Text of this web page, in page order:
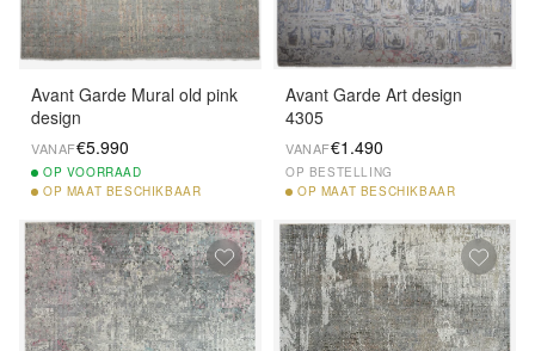
Avant Garde Mural old pink
design
VANAF€5.990
OP VOORRAAD
OP MAAT BESCHIKBAAR
Avant Garde Art design
4305
VANAF€1.490
OP BESTELLING
OP MAAT BESCHIKBAAR